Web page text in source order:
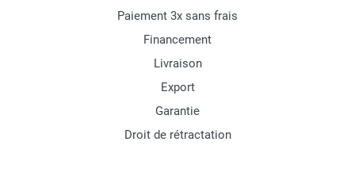
Paiement 3x sans frais
Financement
Livraison
Export
Garantie
Droit de rétractation